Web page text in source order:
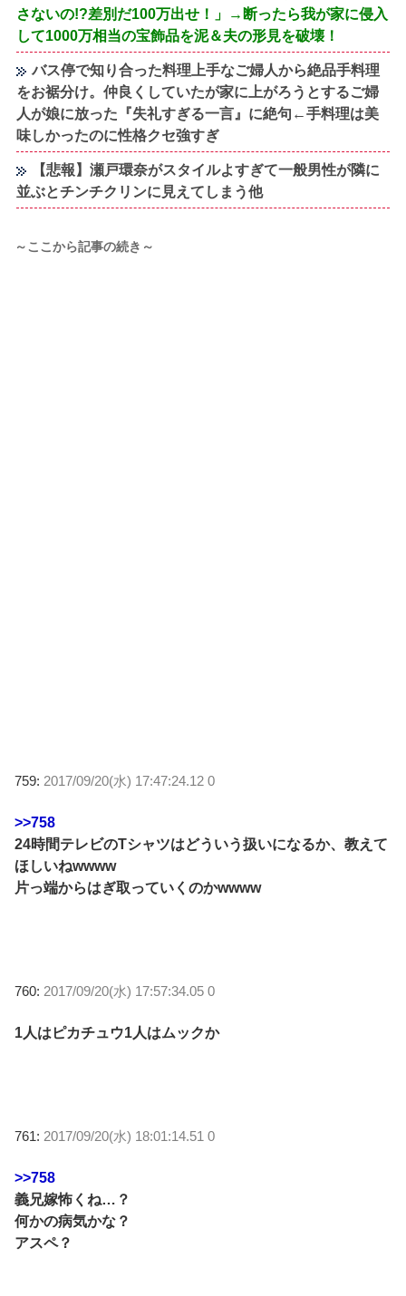
さないの!?差別だ100万出せ！」→断ったら我が家に侵入
して1000万相当の宝飾品を泥＆夫の形見を破壊！
バス停で知り合った料理上手なご婦人から絶品手料理
をお裾分け。仲良くしていたが家に上がろうとするご婦
人が娘に放った『失礼すぎる一言』に絶句←手料理は美
味しかったのに性格クセ強すぎ
【悲報】瀬戸環奈がスタイルよすぎて一般男性が隣に
並ぶとチンチクリンに見えてしまう他
～ここから記事の続き～
759: 2017/09/20(水) 17:47:24.12 0
>>758
24時間テレビのTシャツはどういう扱いになるか、教えて
ほしいねwwww
片っ端からはぎ取っていくのかwwww
760: 2017/09/20(水) 17:57:34.05 0
1人はピカチュウ1人はムックか
761: 2017/09/20(水) 18:01:14.51 0
>>758
義兄嫁怖くね…？
何かの病気かな？
アスペ？